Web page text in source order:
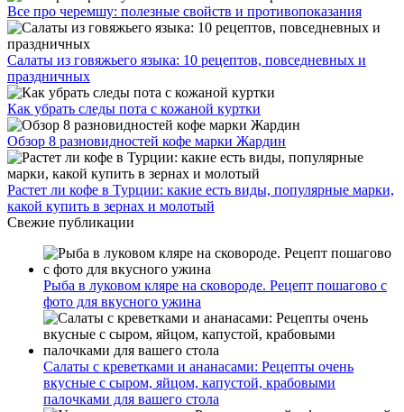
Все про черемшу: полезные свойств и противопоказания
Салаты из говяжьего языка: 10 рецептов, повседневных и
праздничных
Как убрать следы пота с кожаной куртки
Обзор 8 разновидностей кофе марки Жардин
Растет ли кофе в Турции: какие есть виды, популярные марки,
какой купить в зернах и молотый
Свежие публикации
Рыба в луковом кляре на сковороде. Рецепт пошагово с
фото для вкусного ужина
Салаты с креветками и ананасами: Рецепты очень
вкусные с сыром, яйцом, капустой, крабовыми
палочками для вашего стола